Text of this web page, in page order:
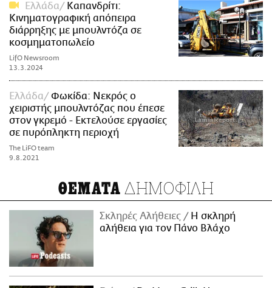
Ελλάδα
Καπανδρίτι:
Κινηματογραφική απόπειρα
διάρρηξης με μπουλντόζα σε
κοσμηματοπωλείο
LifO Newsroom
13.3.2024
Ελλάδα
Φωκίδα: Νεκρός ο
χειριστής μπουλντόζας που έπεσε
στον γκρεμό - Εκτελούσε εργασίες
σε πυρόπληκτη περιοχή
The LiFO team
9.8.2021
ΘΕΜΑΤΑ ΔΗΜΟΦΙΛΗ
Σκληρές Αλήθειες
H σκληρή
αλήθεια για τον Πάνο Βλάχο